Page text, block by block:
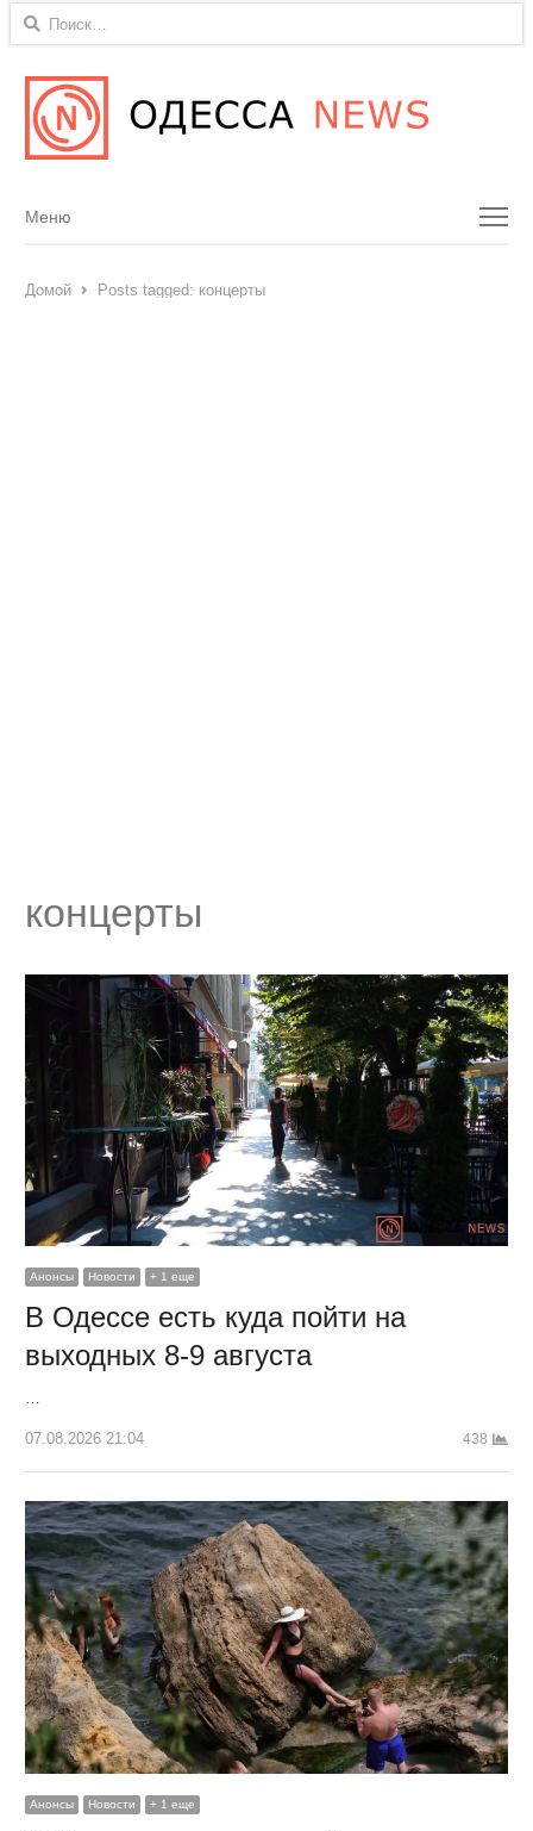
Найти:
Menu
Меню
Домой Posts tagged: концерты
концерты
Анонсы Новости + 1 еще
В Одессе есть куда пойти на
выходных 8-9 августа
…
07.08.2026 21:04 438
Анонсы Новости + 1 еще